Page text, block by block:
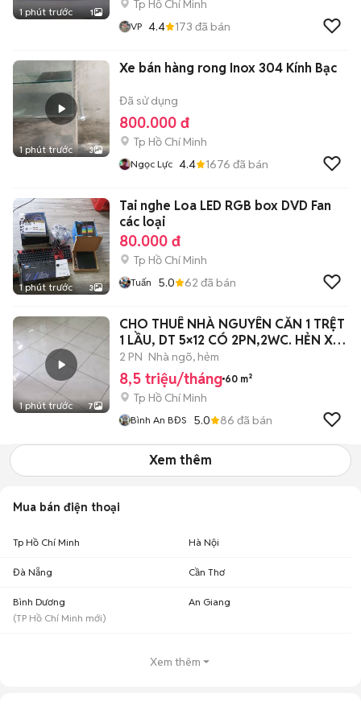
1 phút trước 1
Tp Hồ Chí Minh
VP 4.4 173 đã bán
1 phút trước 3
Xe bán hàng rong Inox 304 Kính Bạc
Đã sử dụng
800.000 đ
Tp Hồ Chí Minh
Ngọc Lực 4.4 1676 đã bán
1 phút trước 3
Tai nghe Loa LED RGB box DVD Fan
các loại
80.000 đ
Tp Hồ Chí Minh
Tuấn 5.0 62 đã bán
1 phút trước 7
CHO THUÊ NHÀ NGUYÊN CĂN 1 TRỆT
1 LẦU, DT 5×12 CÓ 2PN,2WC. HẺN XE
HƠI
2 PN Nhà ngõ, hẻm
8,5 triệu/tháng 60 m²
Tp Hồ Chí Minh
Bình An BĐS 5.0 86 đã bán
Xem thêm
Mua bán điện thoại
Tp Hồ Chí Minh Hà Nội
Đà Nẵng Cần Thơ
Bình Dương
(TP Hồ Chí Minh mới)
An Giang
Xem thêm